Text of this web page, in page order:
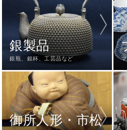
銀製品
銀瓶、銀杯、工芸品など
御所人形・市松